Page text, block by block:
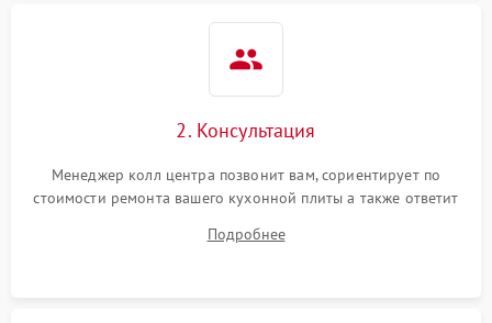
2. Консультация
Менеджер колл центра позвонит вам, сориентирует по
стоимости ремонта вашего кухонной плиты а также ответит
Подробнее